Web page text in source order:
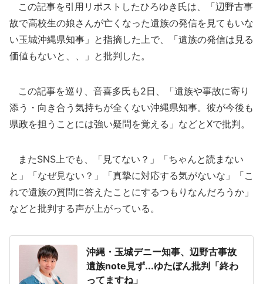
この記事を引用リポストしたひろゆき氏は、「辺野古事
故で高校生の娘さんが亡くなった遺族の発信を見てもいな
い玉城沖縄県知事」と指摘した上で、「遺族の発信は見る
価値もないと、、」と批判した。
この記事を巡り、音喜多氏も2日、「遺族や事故に寄り
添う・向き合う気持ちが全くない沖縄県知事。彼が今後も
県政を担うことには強い疑問を覚える」などとXで批判。
またSNS上でも、「見てない？」「ちゃんと読まない
と」「なぜ見ない？」「真摯に対応する気がないな」「こ
れで遺族の質問に答えたことにするつもりなんだろうか」
などと批判する声が上がっている。
沖縄・玉城デニー知事、辺野古事故
遺族note見ず...ゆたぼん批判「終わ
ってますね」